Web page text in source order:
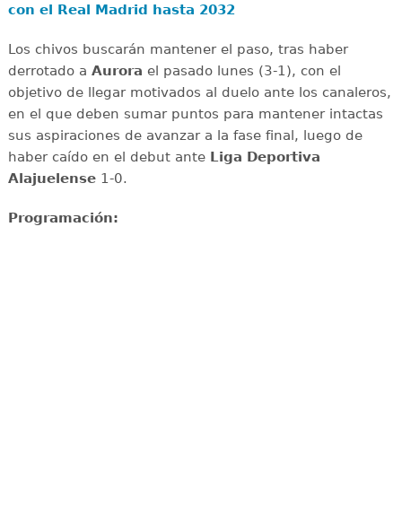
con el Real Madrid hasta 2032
Los chivos buscarán mantener el paso, tras haber
derrotado a Aurora el pasado lunes (3-1), con el
objetivo de llegar motivados al duelo ante los canaleros,
en el que deben sumar puntos para mantener intactas
sus aspiraciones de avanzar a la fase final, luego de
haber caído en el debut ante Liga Deportiva
Alajuelense1-0.
Programación: